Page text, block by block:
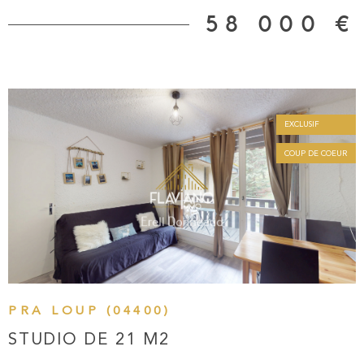
IMMO - 1 Place Manuel - 04400 - Barcelonnette Agent
commerciale indépendente : N°RSAC : 987 824 489 R.S.A.C.
Les informations sur les risques auxquels ce bien est exposé
sont disponibles sur le site Géorisques
58 000 €
PRA LOUP (04400)
STUDIO DE 21 M2
EXCLUSIF
COUP DE COEUR
VOIR LE BIEN